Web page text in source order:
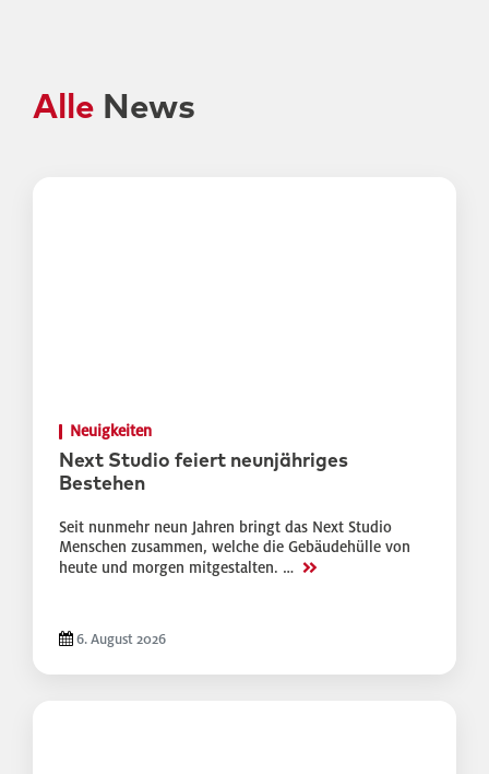
Alle News
Neuigkeiten
Next Studio feiert neunjähriges
Bestehen
Seit nunmehr neun Jahren bringt das Next Studio
Menschen zusammen, welche die Gebäudehülle von
heute und morgen mitgestalten. … >>
6. August 2026